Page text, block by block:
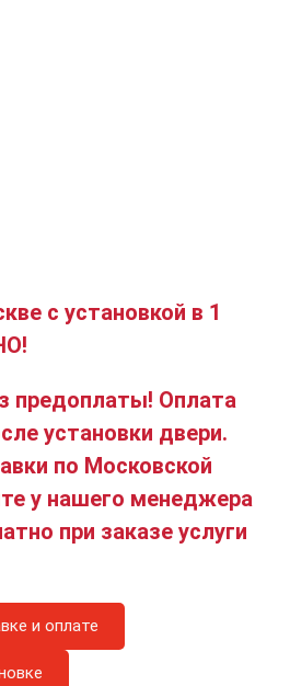
с установкой в 1
предоплаты! Оплата
установки двери.
по Московской
у нашего менеджера
при заказе услуги
и оплате